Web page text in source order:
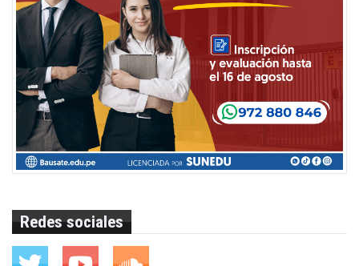
Redes sociales